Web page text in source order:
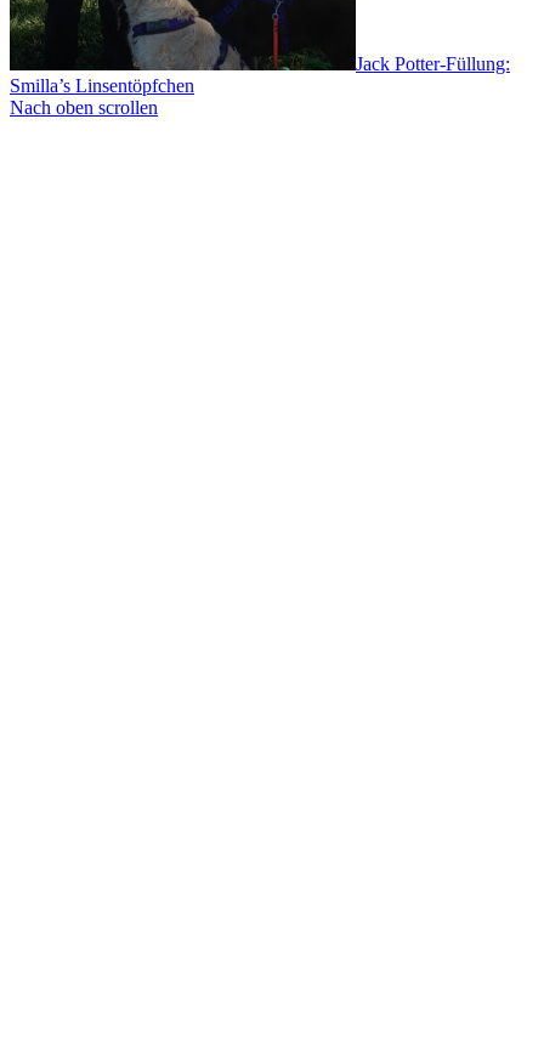
Jack Potter-Füllung:
Smilla’s Linsentöpfchen
Nach oben scrollen